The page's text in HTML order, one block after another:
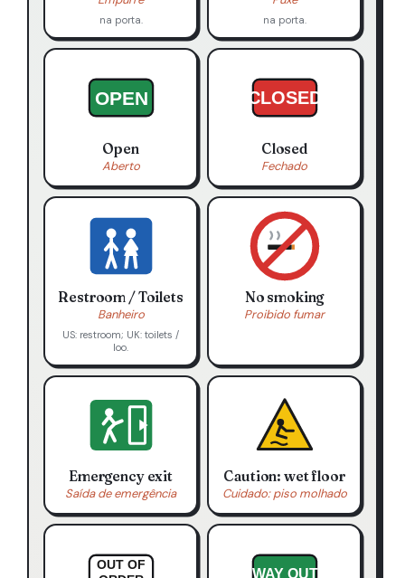
na porta. na porta.
OPEN
Open
Aberto
CLOSED
Closed
Fechado
Restroom / Toilets
Banheiro
US: restroom; UK: toilets /
loo.
No smoking
Proibido fumar
Emergency exit
Saída de emergência
Caution: wet floor
Cuidado: piso molhado
OUT OF
WAY OUT